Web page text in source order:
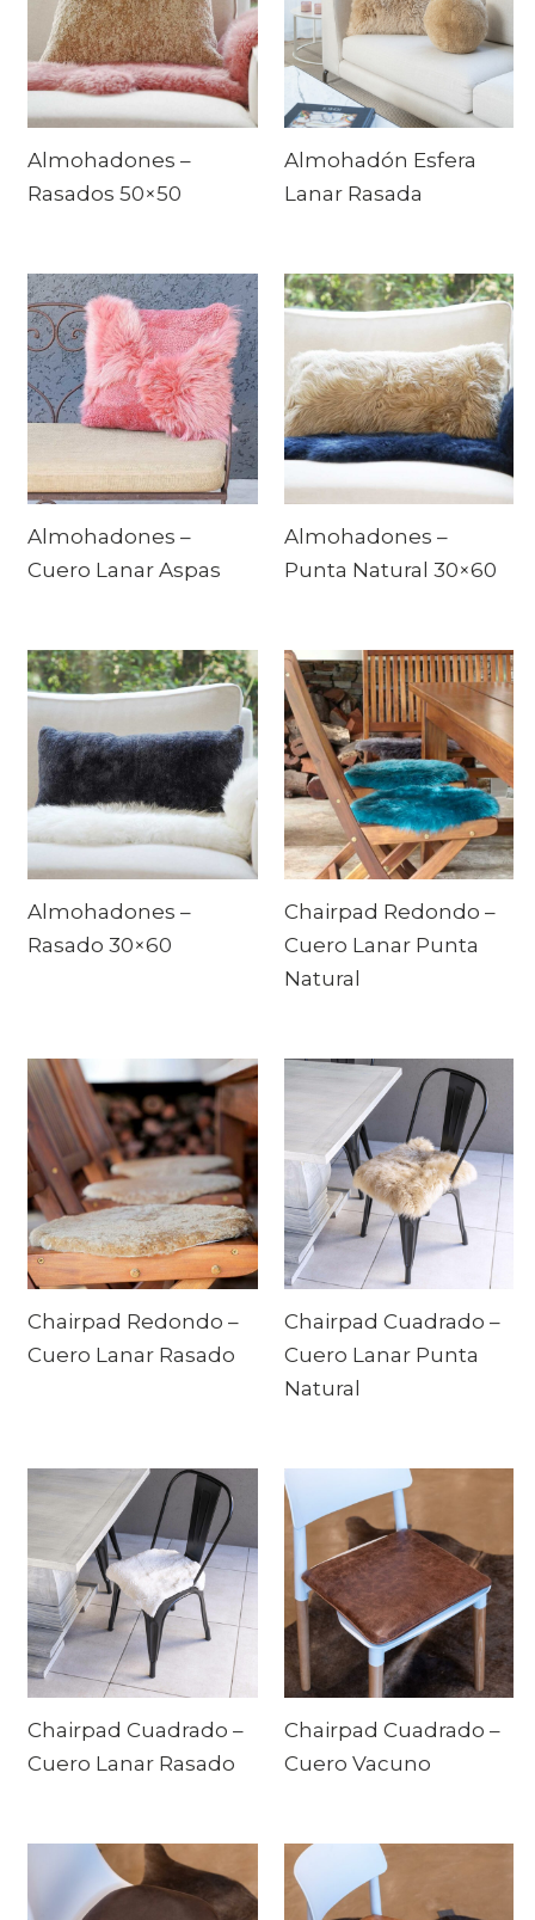
Almohadones –
Rasados 50×50
Almohadón Esfera
Lanar Rasada
Almohadones –
Cuero Lanar Aspas
Almohadones –
Punta Natural 30×60
Almohadones –
Rasado 30×60
Chairpad Redondo –
Cuero Lanar Punta
Natural
Chairpad Redondo –
Cuero Lanar Rasado
Chairpad Cuadrado –
Cuero Lanar Punta
Natural
Chairpad Cuadrado –
Cuero Lanar Rasado
Chairpad Cuadrado –
Cuero Vacuno